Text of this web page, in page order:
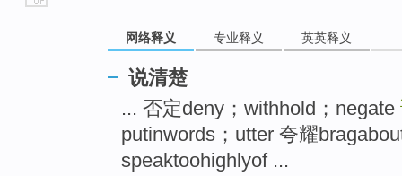
网络释义 专业释义 英英释义
说清楚
... 否定deny；withhold；negate
putinwords；utter 夸耀
speaktoohighlyof ...